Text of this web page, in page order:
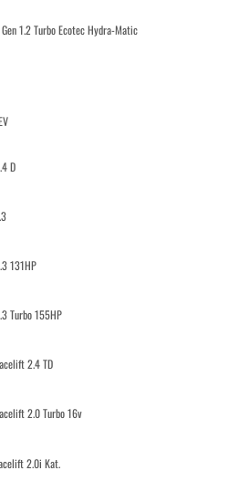
1.2 Turbo Ecotec Hydra-Matic
D
131HP
Turbo 155HP
2.4 TD
2.0 Turbo 16v
2.0i Kat.